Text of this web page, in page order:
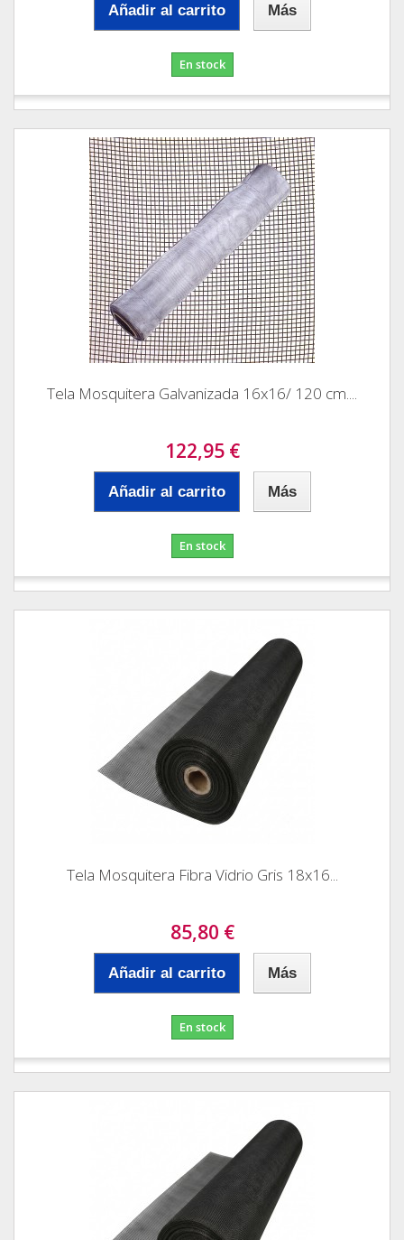
Añadir al carrito Más
En stock
Tela Mosquitera Galvanizada 16x16/ 120 cm....
122,95 €
Añadir al carrito Más
En stock
Tela Mosquitera Fibra Vidrio Gris 18x16...
85,80 €
Añadir al carrito Más
En stock